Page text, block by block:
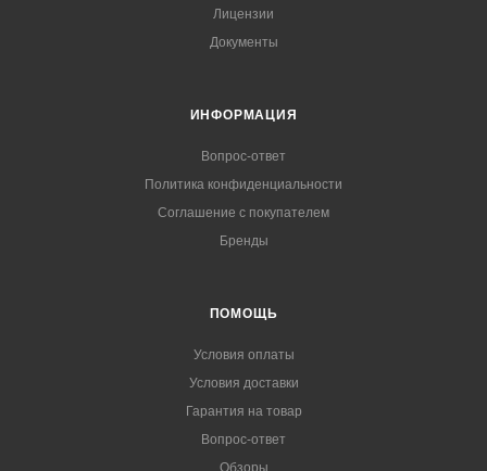
Лицензии
Документы
ИНФОРМАЦИЯ
Вопрос-ответ
Политика конфиденциальности
Соглашение с покупателем
Бренды
ПОМОЩЬ
Условия оплаты
Условия доставки
Гарантия на товар
Вопрос-ответ
Обзоры